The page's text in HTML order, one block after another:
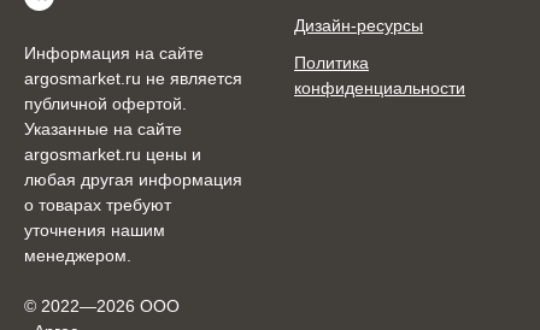
Информация на сайте
argosmarket.ru не является
публичной офертой.
Указанные на сайте
argosmarket.ru цены и
любая другая информация
о товарах требуют
уточнения нашим
менеджером.
© 2022—2026 ООО
Дизайн-ресурсы
Политика
конфиденциальности